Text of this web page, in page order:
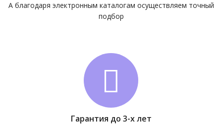
А благодаря электронным каталогам осуществляем точный
подбор
Гарантия до 3-х лет